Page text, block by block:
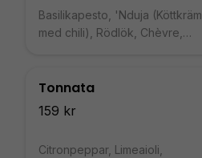
Basilikapesto, 'Nduja (Köttkräm
med chili), Rödlök, Chèvre,
Tonnata
159 kr
Citronpeppar, Limeaioli,